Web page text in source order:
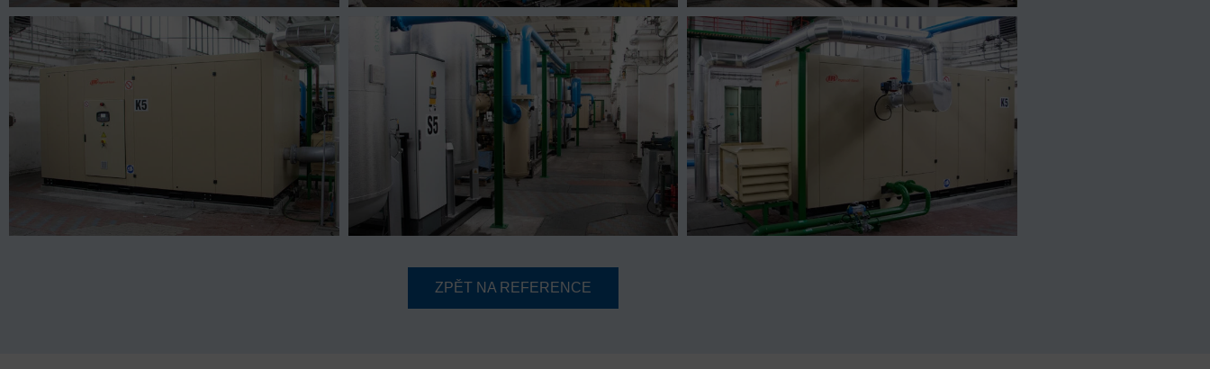
ZPĚT NA REFERENCE